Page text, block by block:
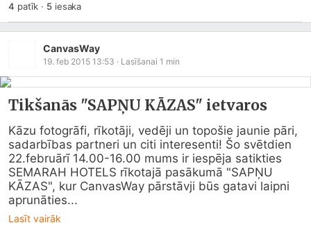
4 patīk · 5iesaka
CanvasWay
19. feb 2015 13:53 · Lasīšanai 1 min
Tikšanās "SAPŅU KĀZAS" ietvaros
Kāzu fotogrāfi, rīkotāji, vedēji un topošie jaunie pāri,
sadarbības partneri un citi interesenti! Šo svētdien
22.februārī 14.00-16.00 mums ir iespēja satikties
SEMARAH HOTELS rīkotajā pasākumā "SAPŅU
KĀZAS", kur CanvasWay pārstāvji būs gatavi laipni
aprunāties...
Lasīt vairāk